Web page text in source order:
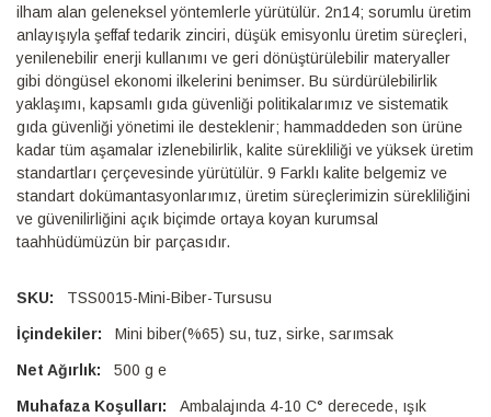
ilham alan geleneksel yöntemlerle yürütülür. 2n14; sorumlu üretim
anlayışıyla şeffaf tedarik zinciri, düşük emisyonlu üretim süreçleri,
yenilenebilir enerji kullanımı ve geri dönüştürülebilir materyaller
gibi döngüsel ekonomi ilkelerini benimser. Bu sürdürülebilirlik
yaklaşımı, kapsamlı gıda güvenliği politikalarımız ve sistematik
gıda güvenliği yönetimi ile desteklenir; hammaddeden son ürüne
kadar tüm aşamalar izlenebilirlik, kalite sürekliliği ve yüksek üretim
standartları çerçevesinde yürütülür. 9 Farklı kalite belgemiz ve
standart dokümantasyonlarımız, üretim süreçlerimizin sürekliliğini
ve güvenilirliğini açık biçimde ortaya koyan kurumsal
taahhüdümüzün bir parçasıdır.
TSS0015-Mini-Biber-Tursusu
Mini biber(%65) su, tuz, sirke, sarımsak
500 g e
Ambalajında 4-10 C° derecede, ışık